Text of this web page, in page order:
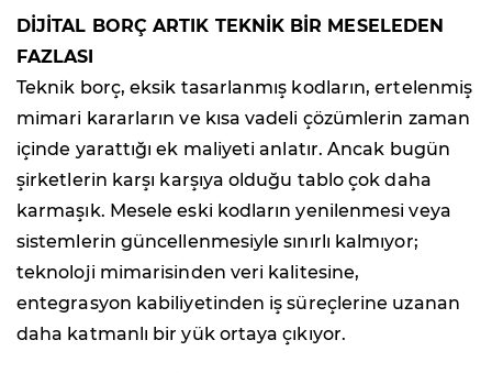
DİJİTAL BORÇ ARTIK TEKNİK BİR MESELEDEN
FAZLASI
Teknik borç, eksik tasarlanmış kodların, ertelenmiş
mimari kararların ve kısa vadeli çözümlerin zaman
içinde yarattığı ek maliyeti anlatır. Ancak bugün
şirketlerin karşı karşıya olduğu tablo çok daha
karmaşık. Mesele eski kodların yenilenmesi veya
sistemlerin güncellenmesiyle sınırlı kalmıyor;
teknoloji mimarisinden veri kalitesine,
entegrasyon kabiliyetinden iş süreçlerine uzanan
daha katmanlı bir yük ortaya çıkıyor.